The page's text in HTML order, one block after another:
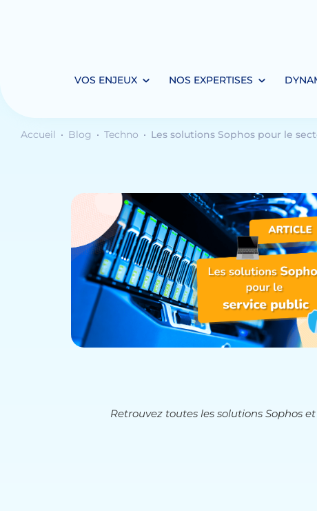
VOS ENJEUX NOS EXPERTISES
Accueil Blog Techno Les solutions Sophos pour le
Retrouvez toutes les solutions Sophos